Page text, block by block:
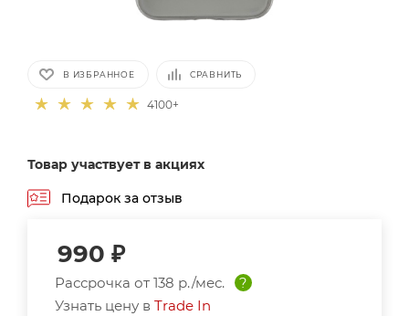
В ИЗБРАННОЕ СРАВНИТЬ
4100+
Товар участвует в акциях
Подарок за отзыв
990 ₽
Рассрочка от 138 р./мес.
?
Узнать цену в Trade In